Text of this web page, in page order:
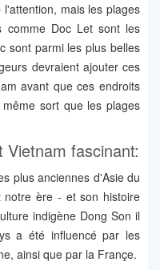
mais les plages
comme Doc Let sont les
sont parmi les plus belles
devraient ajouter ces
avant que ces endroits
sort que les plages
fascinant:
plus anciennes d'Asie du
notre ère - et son histoire
indigène Dong Son il
a été influencé par les
ainsi que par la Françe.